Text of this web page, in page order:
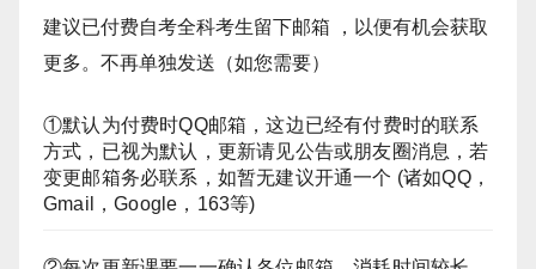
建议已付费自考全科考生留下邮箱 ，以便有机会获取
更多。不再单独发送（如您需要）
①默认为付费时QQ邮箱，这边已经有付费时的联系
方式，已视为默认，更新请见公告或朋友圈消息，若
变更邮箱务必联系，如暂无建议开通一个 (诸如QQ，
Gmail，Google，163等)